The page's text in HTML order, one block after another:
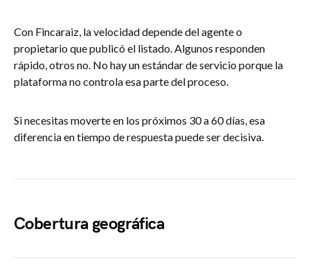
Con Fincaraiz, la velocidad depende del agente o
propietario que publicó el listado. Algunos responden
rápido, otros no. No hay un estándar de servicio porque la
plataforma no controla esa parte del proceso.
Si necesitas moverte en los próximos 30 a 60 días, esa
diferencia en tiempo de respuesta puede ser decisiva.
Cobertura geográfica